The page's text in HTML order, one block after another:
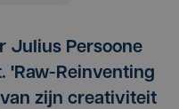
Julius Persoone
'Raw-Reinventing
zijn creativiteit